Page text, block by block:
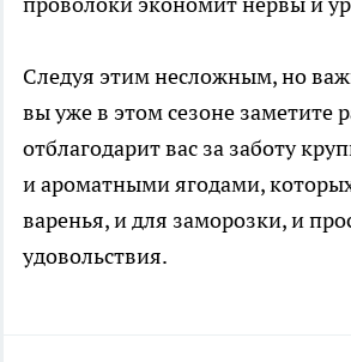
Следуя этим несложным, но
вы уже в этом сезоне заметите
отблагодарит вас за заботу
и ароматными ягодами,
варенья, и для заморозки, и
удовольствия.